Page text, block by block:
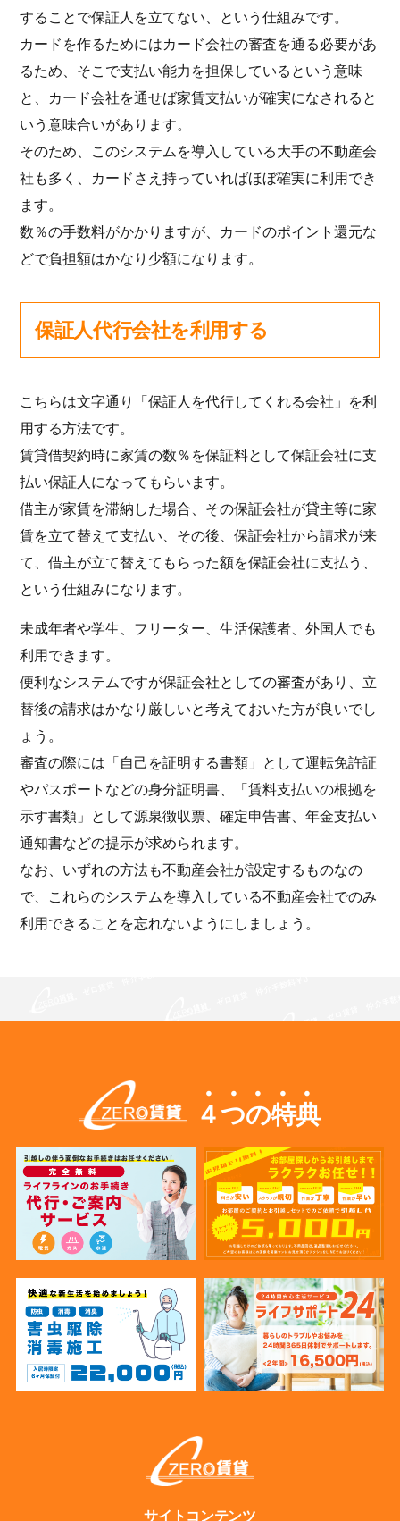
することで保証人を立てない、という仕組みです。
カードを作るためにはカード会社の審査を通る必要があ
るため、そこで支払い能力を担保しているという意味
と、カード会社を通せば家賃支払いが確実になされると
いう意味合いがあります。
そのため、このシステムを導入している大手の不動産会
社も多く、カードさえ持っていればほぼ確実に利用でき
ます。
数％の手数料がかかりますが、カードのポイント還元な
どで負担額はかなり少額になります。
保証人代行会社を利用する
こちらは文字通り「保証人を代行してくれる会社」を利
用する方法です。
賃貸借契約時に家賃の数％を保証料として保証会社に支
払い保証人になってもらいます。
借主が家賃を滞納した場合、その保証会社が貸主等に家
賃を立て替えて支払い、その後、保証会社から請求が来
て、借主が立て替えてもらった額を保証会社に支払う、
という仕組みになります。
未成年者や学生、フリーター、生活保護者、外国人でも
利用できます。
便利なシステムですが保証会社としての審査があり、立
替後の請求はかなり厳しいと考えておいた方が良いでし
ょう。
審査の際には「自己を証明する書類」として運転免許証
やパスポートなどの身分証明書、「賃料支払いの根拠を
示す書類」として源泉徴収票、確定申告書、年金支払い
通知書などの提示が求められます。
なお、いずれの方法も不動産会社が設定するものなの
で、これらのシステムを導入している不動産会社でのみ
利用できることを忘れないようにしましょう。
４つの特典
サイトコンテンツ